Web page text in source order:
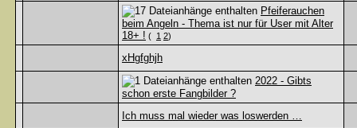
Pfeiferauchen
beim Angeln - Thema ist nur für User mit Alter
18+ ! ( 1 2)
xHgfghjh
2022 - Gibts
schon erste Fangbilder ?
Ich muss mal wieder was loswerden …